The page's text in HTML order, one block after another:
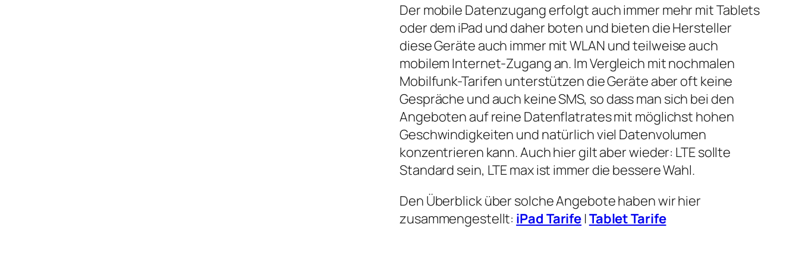
Der mobile Datenzugang erfolgt auch immer mehr mit Tablets
oder dem iPad und daher boten und bieten die Hersteller
diese Geräte auch immer mit WLAN und teilweise auch
mobilem Internet-Zugang an. Im Vergleich mit nochmalen
Mobilfunk-Tarifen unterstützen die Geräte aber oft keine
Gespräche und auch keine SMS, so dass man sich bei den
Angeboten auf reine Datenflatrates mit möglichst hohen
Geschwindigkeiten und natürlich viel Datenvolumen
konzentrieren kann. Auch hier gilt aber wieder: LTE sollte
Standard sein, LTE max ist immer die bessere Wahl.
Den Überblick über solche Angebote haben wir hier
zusammengestellt: iPad Tarife |Tablet Tarife